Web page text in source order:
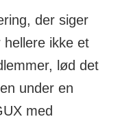
der siger
ikke et
lød det
under en
med